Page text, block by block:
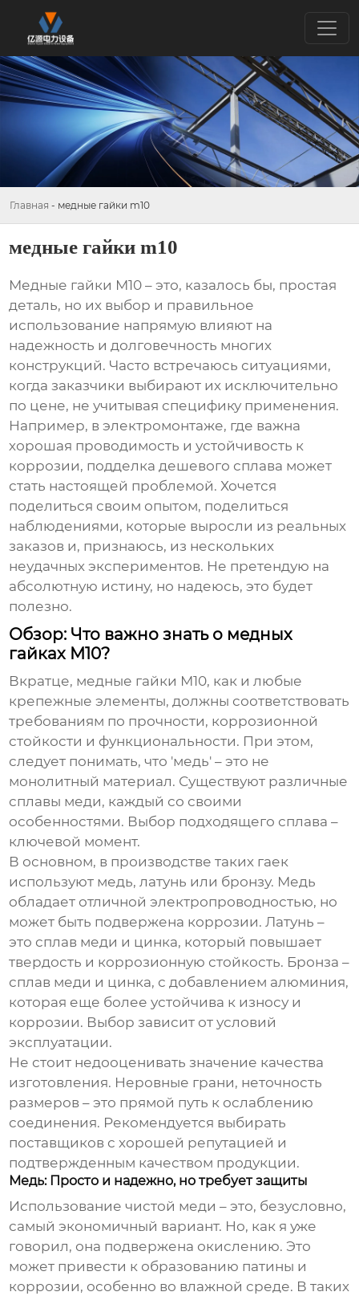
Главная - медные гайки m10
медные гайки m10
Медные гайки М10 – это, казалось бы, простая
деталь, но их выбор и правильное
использование напрямую влияют на
надежность и долговечность многих
конструкций. Часто встречаюсь ситуациями,
когда заказчики выбирают их исключительно
по цене, не учитывая специфику применения.
Например, в электромонтаже, где важна
хорошая проводимость и устойчивость к
коррозии, подделка дешевого сплава может
стать настоящей проблемой. Хочется
поделиться своим опытом, поделиться
наблюдениями, которые выросли из реальных
заказов и, признаюсь, из нескольких
неудачных экспериментов. Не претендую на
абсолютную истину, но надеюсь, это будет
полезно.
Обзор: Что важно знать о медных
гайках М10?
Вкратце, медные гайки М10, как и любые
крепежные элементы, должны соответствовать
требованиям по прочности, коррозионной
стойкости и функциональности. При этом,
следует понимать, что 'медь' – это не
монолитный материал. Существуют различные
сплавы меди, каждый со своими
особенностями. Выбор подходящего сплава –
ключевой момент.
В основном, в производстве таких гаек
используют медь, латунь или бронзу. Медь
обладает отличной электропроводностью, но
может быть подвержена коррозии. Латунь –
это сплав меди и цинка, который повышает
твердость и коррозионную стойкость. Бронза –
сплав меди и цинка, с добавлением алюминия,
которая еще более устойчива к износу и
коррозии. Выбор зависит от условий
эксплуатации.
Не стоит недооценивать значение качества
изготовления. Неровные грани, неточность
размеров – это прямой путь к ослаблению
соединения. Рекомендуется выбирать
поставщиков с хорошей репутацией и
подтвержденным качеством продукции.
Медь: Просто и надежно, но требует защиты
Использование чистой меди – это, безусловно,
самый экономичный вариант. Но, как я уже
говорил, она подвержена окислению. Это
может привести к образованию патины и
коррозии, особенно во влажной среде. В таких